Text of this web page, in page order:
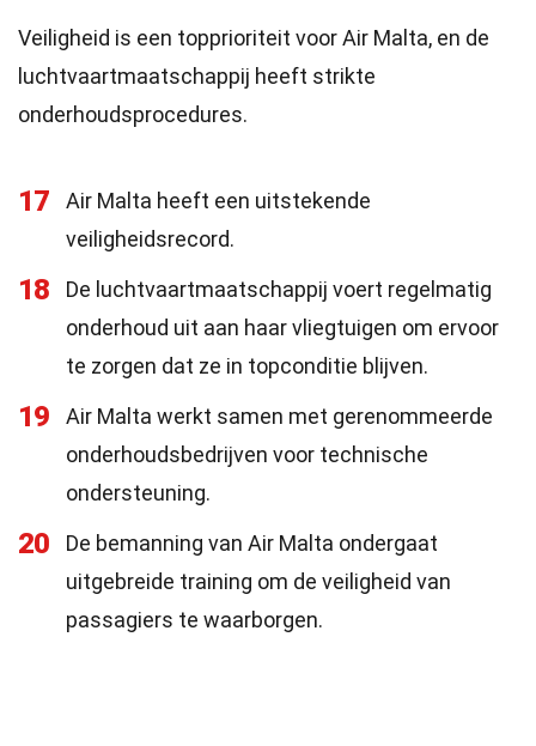
Veiligheid is een topprioriteit voor Air Malta, en de
luchtvaartmaatschappij heeft strikte
onderhoudsprocedures.
17
Air Malta heeft een uitstekende
veiligheidsrecord.
18
De luchtvaartmaatschappij voert regelmatig
onderhoud uit aan haar vliegtuigen om ervoor
te zorgen dat ze in topconditie blijven.
19
Air Malta werkt samen met gerenommeerde
onderhoudsbedrijven voor technische
ondersteuning.
20
De bemanning van Air Malta ondergaat
uitgebreide training om de veiligheid van
passagiers te waarborgen.